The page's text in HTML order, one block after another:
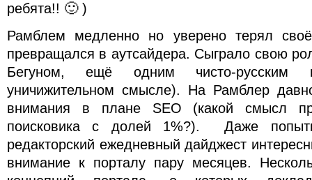
ребята!! 🙂 )
Рамблем медленно но уверено терял
превращался в аутсайдера. Сыграло свою
Бегуном, ещё одним чисто-русским
уничижительном смысле). На Рамблер
внимания в плане SEO (какой смысл
поисковика с долей 1%?). Даже
редакторский ежедневный дайджест
внимание к порталу пару месяцев.